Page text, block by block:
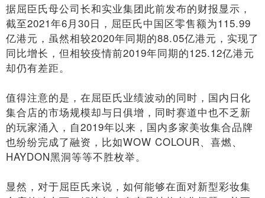
据屈臣氏母公司长和实业集团此前发布的财报显示，
截至2021年6月30日，屈臣氏中国区零售额为115.99
亿港元，虽然相较2020年同期的88.05亿港元，实现了
同比增长，但相较疫情前2019年同期的125.12亿港元
却仍有差距。
值得注意的是，在屈臣氏业绩波动的同时，国内日化
集合店的市场规模却与日俱增，同时赛道中也不乏新
的玩家涌入，自2019年以来，国内多家美妆集合品牌
也纷纷完成了融资，比如WOW COLOUR、喜燃、
HAYDON黑洞等等不胜枚举。
显然，对于屈臣氏来说，如何能够在面对新型彩妆集